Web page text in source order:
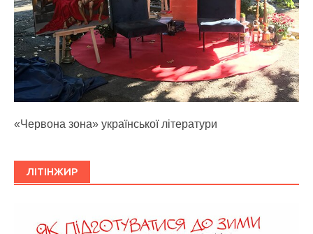
«Червона зона» української літератури
ЛІТІНЖИР